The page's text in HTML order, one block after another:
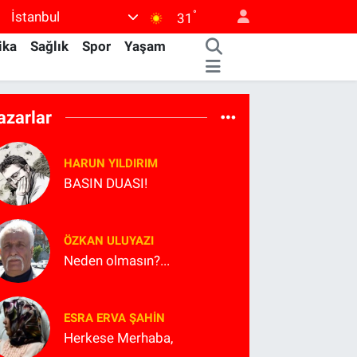
İstanbul 31 °
Sağlık Spor
Yaşam
HARUN YILDIRIM
BASIN DUASI!
ÖZKAN ULUYAZI
Neden olmasın?...
ESRA ERVA ŞAHIN
Herkese Merhaba,